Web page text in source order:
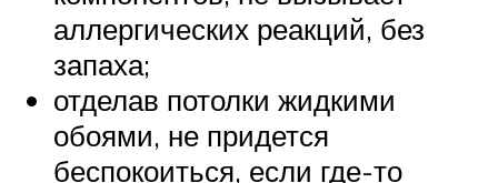
аллергических реакций, без
запаха;
отделав потолки жидкими
обоями, не придется
беспокоиться, если где-то